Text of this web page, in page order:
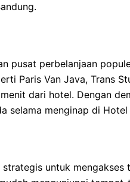
pusat perbelanjaan
Paris Van Java, Trans
dari hotel. Dengan
selama menginap di Hotel
untuk mengakses